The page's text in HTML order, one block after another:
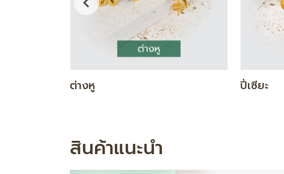
DIAMOND GOLD SET ทองคำแท่ง
สินค้าแนะนำ